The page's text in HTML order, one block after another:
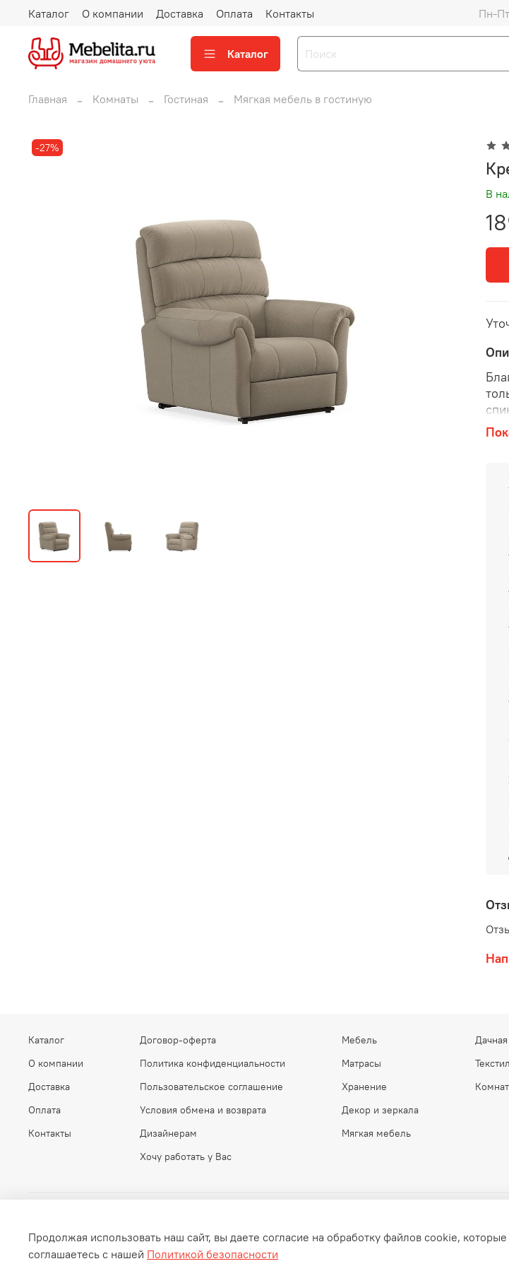
Каталог О компании Доставка Оплата Контакты Пн-
Каталог
Главная Комнаты Гостиная Мягкая мебель в гостиную
-27%
В
Каталог
О компании
Доставка
Оплата
Контакты
Договор-оферта
Политика конфиденциальности
Пользовательское соглашение
Условия обмена и возврата
Дизайнерам
Хочу работать у Вас
Мебель
Матрасы
Хранение
Декор и зеркала
Мягкая мебель
Интернет-магазин дизайнерской мебели, света и декора Mebelita.ru © 2015–2026. Все права защищены
Продолжая использовать наш сайт, вы даете согласие на обработку файлов cookie,
соглашаетесь с нашей Политикой безопасности